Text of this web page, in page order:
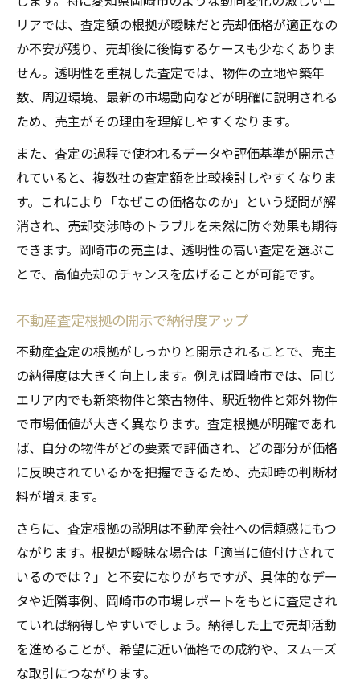
リアでは、査定額の根拠が曖昧だと売却価格が適正なの
か不安が残り、売却後に後悔するケースも少なくありま
せん。透明性を重視した査定では、物件の立地や築年
数、周辺環境、最新の市場動向などが明確に説明される
ため、売主がその理由を理解しやすくなります。
また、査定の過程で使われるデータや評価基準が開示さ
れていると、複数社の査定額を比較検討しやすくなりま
す。これにより「なぜこの価格なのか」という疑問が解
消され、売却交渉時のトラブルを未然に防ぐ効果も期待
できます。岡崎市の売主は、透明性の高い査定を選ぶこ
とで、高値売却のチャンスを広げることが可能です。
不動産査定根拠の開示で納得度アップ
不動産査定の根拠がしっかりと開示されることで、売主
の納得度は大きく向上します。例えば岡崎市では、同じ
エリア内でも新築物件と築古物件、駅近物件と郊外物件
で市場価値が大きく異なります。査定根拠が明確であれ
ば、自分の物件がどの要素で評価され、どの部分が価格
に反映されているかを把握できるため、売却時の判断材
料が増えます。
さらに、査定根拠の説明は不動産会社への信頼感にもつ
ながります。根拠が曖昧な場合は「適当に値付けされて
いるのでは？」と不安になりがちですが、具体的なデー
タや近隣事例、岡崎市の市場レポートをもとに査定され
ていれば納得しやすいでしょう。納得した上で売却活動
を進めることが、希望に近い価格での成約や、スムーズ
な取引につながります。